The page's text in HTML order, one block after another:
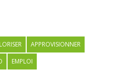
APPROVISIONNER
EMPLOI